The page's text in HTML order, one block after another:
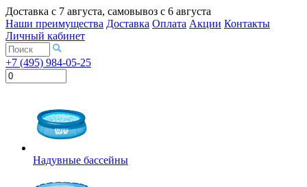
Доставка с 7 августа, самовывоз с 6 августа
Наши преимущества Доставка Оплата Акции Контакты
Личный кабинет
+7 (495) 984-05-25
Надувные бассейны